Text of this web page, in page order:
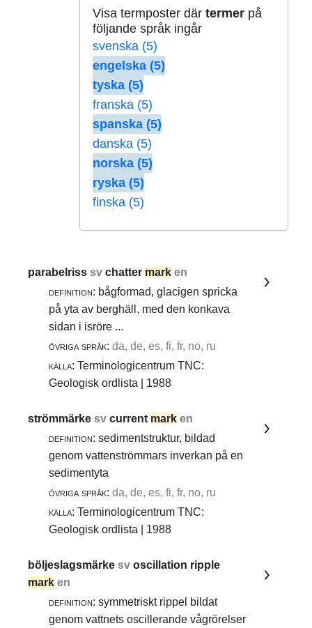
Visa termposter där termerpå
följande språk ingår
svenska (5)
engelska (5)
tyska (5)
franska (5)
spanska (5)
danska (5)
norska (5)
ryska (5)
finska (5)
parabelrisssvchatter mark en
definition: bågformad, glacigen spricka
på yta av berghäll, med den konkava
sidan i isröre ...
övriga språk: da, de, es, fi, fr, no, ru
källa: Terminologicentrum TNC:
Geologisk ordlista | 1988
strömmärkesvcurrent mark en
definition: sedimentstruktur, bildad
genom vattenströmmars inverkan på en
sedimentyta
övriga språk: da, de, es, fi, fr, no, ru
källa: Terminologicentrum TNC:
Geologisk ordlista | 1988
böljeslagsmärkesvoscillation ripple
mark en
definition: symmetriskt rippel bildat
genom vattnets oscillerande vågrörelser